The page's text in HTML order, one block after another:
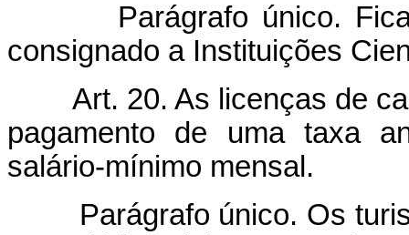
Parágrafo único.
consignado a Instituições
Art. 20. As licenças de
pagamento de uma taxa
salário-mínimo mensal.
Parágrafo único. Os